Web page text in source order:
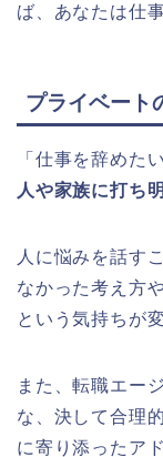
ば、あなたは仕
プライベート
「仕事を辞めた
人や家族に打ち
人に悩みを話す
なかった考え方
という気持ちが
また、転職エー
な、決して合理
に寄り添ったア